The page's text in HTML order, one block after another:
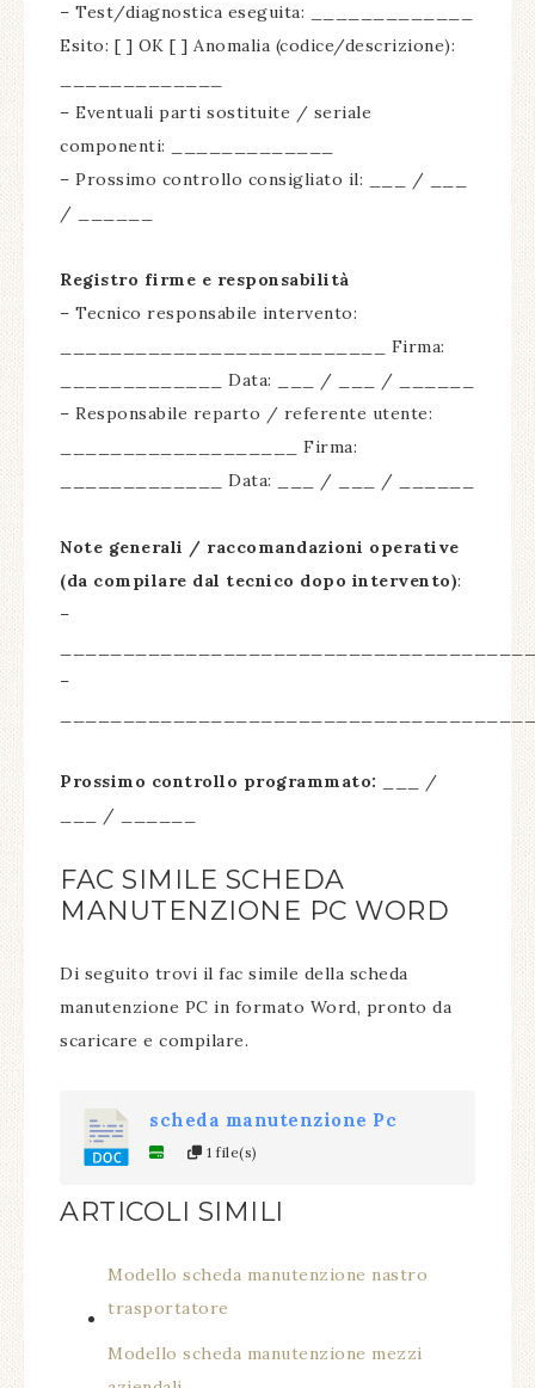
– Test/diagnostica eseguita: _____________
Esito: [ ] OK [ ] Anomalia (codice/descrizione):
– Eventuali parti sostituite / seriale
componenti: _____________
– Prossimo controllo consigliato il: ___ / ___
/ ______
Registro firme e responsabilità
– Tecnico responsabile intervento:
__________________________ Firma:
_____________ Data: ___ / ___ / ______
– Responsabile reparto / referente utente:
___________________ Firma:
_____________ Data: ___ / ___ / ______
Note generali / raccomandazioni operative
(da compilare dal tecnico dopo intervento):
–
–
Prossimo controllo programmato: ___ /
___ / ______
FAC SIMILE SCHEDA
MANUTENZIONE PC​ WORD
Di seguito trovi il fac simile della scheda
manutenzione PC in formato Word, pronto da
scaricare e compilare.
scheda manutenzione Pc​
1 file(s)
ARTICOLI SIMILI
Modello scheda manutenzione nastro
trasportatore​
Modello scheda manutenzione mezzi